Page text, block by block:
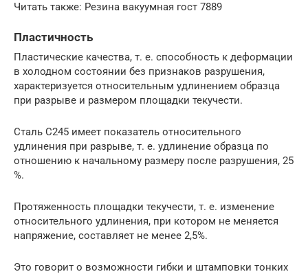
Читать также: Резина вакуумная гост 7889
Пластичность
Пластические качества, т. е. способность к деформации
в холодном состоянии без признаков разрушения,
характеризуется относительным удлинением образца
при разрыве и размером площадки текучести.
Сталь С245 имеет показатель относительного
удлинения при разрыве, т. е. удлинение образца по
отношению к начальному размеру после разрушения, 25
%.
Протяженность площадки текучести, т. е. изменение
относительного удлинения, при котором не меняется
напряжение, составляет не менее 2,5%.
Это говорит о возможности гибки и штамповки тонких